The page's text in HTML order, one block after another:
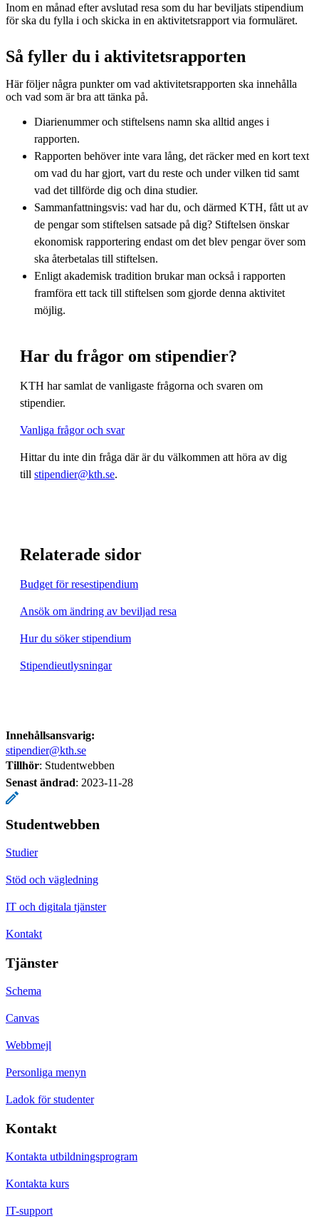
Inom en månad efter avslutad resa som du har beviljats stipendium
för ska du fylla i och skicka in en aktivitetsrapport via formuläret.
Så fyller du i aktivitetsrapporten
Här följer några punkter om vad aktivitetsrapporten ska innehålla
och vad som är bra att tänka på.
Diarienummer och stiftelsens namn ska alltid anges i
rapporten.
Rapporten behöver inte vara lång, det räcker med en kort text
om vad du har gjort, vart du reste och under vilken tid samt
vad det tillförde dig och dina studier.
Sammanfattningsvis: vad har du, och därmed KTH, fått ut av
de pengar som stiftelsen satsade på dig? Stiftelsen önskar
ekonomisk rapportering endast om det blev pengar över som
ska återbetalas till stiftelsen.
Enligt akademisk tradition brukar man också i rapporten
framföra ett tack till stiftelsen som gjorde denna aktivitet
möjlig.
Har du frågor om stipendier?
KTH har samlat de vanligaste frågorna och svaren om
stipendier.
Vanliga frågor och svar
Hittar du inte din fråga där är du välkommen att höra av dig
till stipendier@kth.se.
Relaterade sidor
Budget för resestipendium
Ansök om ändring av beviljad resa
Hur du söker stipendium
Stipendieutlysningar
Innehållsansvarig:
stipendier@kth.se
Tillhör: Studentwebben
Senast ändrad: 2023-11-28
Studentwebben
Studier
Stöd och vägledning
IT och digitala tjänster
Kontakt
Tjänster
Schema
Canvas
Webbmejl
Personliga menyn
Ladok för studenter
Kontakt
Kontakta utbildningsprogram
Kontakta kurs
IT-support